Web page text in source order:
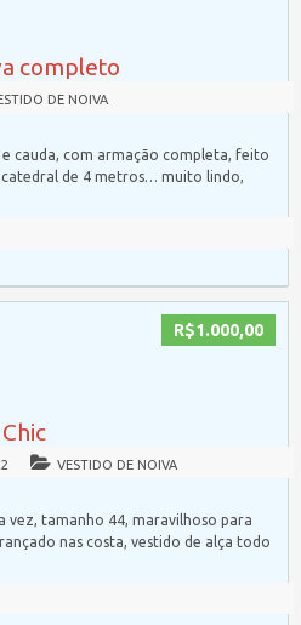
completo
DE NOIVA
cauda, com armação completa, feito
de 4 metros… muito lindo,
R$1.000,00
VESTIDO DE NOIVA
vez, tamanho 44, maravilhoso para
nas costa, vestido de alça todo